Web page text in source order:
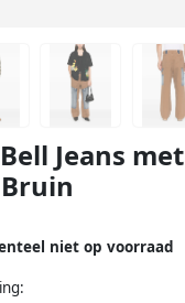
Jeans met
niet op voorraad